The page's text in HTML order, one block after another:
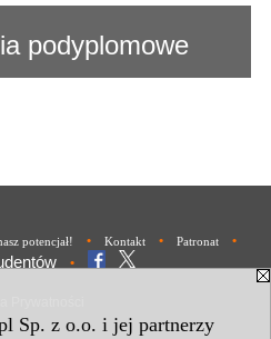
Sp. z o.o. i jej partnerzy
podyplomowe
potencjał! • Kontakt • Patronat •
•